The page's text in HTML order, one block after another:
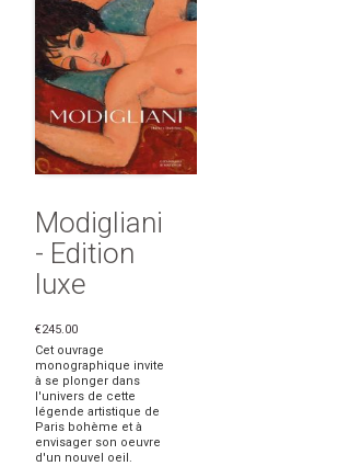
Modigliani
- Edition
luxe
€245.00
Cet ouvrage
monographique invite
à se plonger dans
l'univers de cette
légende artistique de
Paris bohème et à
envisager son oeuvre
d'un nouvel oeil.